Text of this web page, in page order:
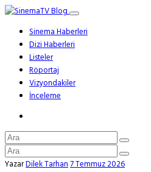
Sinema Haberleri
Dizi Haberleri
Listeler
Röportaj
Vizyondakiler
İnceleme
YazarDilek Tarhan7 Temmuz 2026